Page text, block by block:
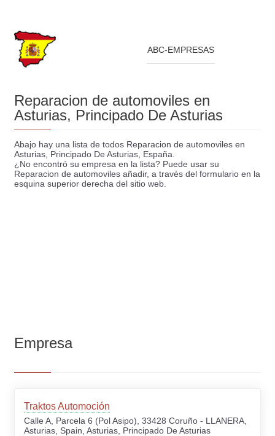
ABC-EMPRESAS
Reparacion de automoviles en
Asturias, Principado De Asturias
Abajo hay una lista de todos Reparacion de automoviles en
Asturias, Principado De Asturias, España.
¿No encontró su empresa en la lista? Puede usar su
Reparacion de automoviles añadir, a través del formulario en la
esquina superior derecha del sitio web.
Empresa
Traktos Automoción
Calle A, Parcela 6 (Pol Asipo), 33428 Coruño - LLANERA,
Asturias, Spain, Asturias, Principado De Asturias